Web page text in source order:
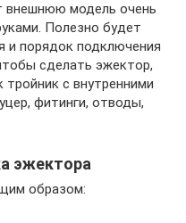
внешнюю модель очень
Полезно будет
и порядок подключения
сделать эжектор,
с внутренними
фитинги, отводы,
эжектора
образом: